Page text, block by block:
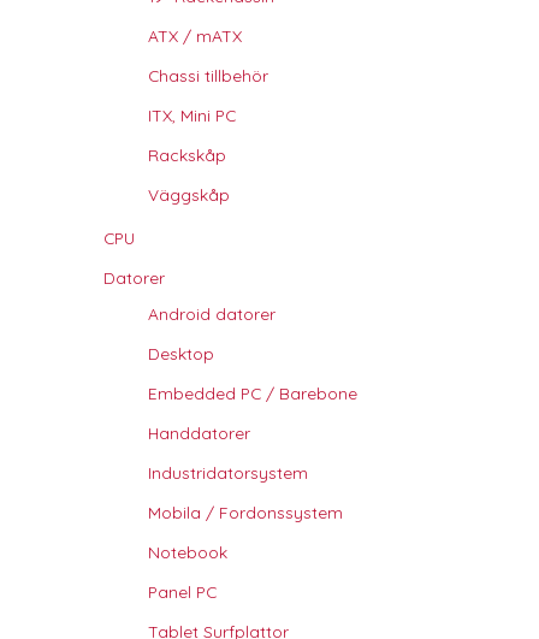
ATX / mATX
Chassi tillbehör
ITX, Mini PC
Rackskåp
Väggskåp
CPU
Datorer
Android datorer
Desktop
Embedded PC / Barebone
Handdatorer
Industridatorsystem
Mobila / Fordonssystem
Notebook
Panel PC
Tablet Surfplattor